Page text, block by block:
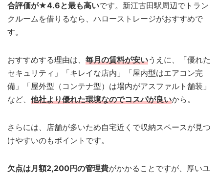
合評価が★4.6と最も高いです。新江古田駅周辺でトラン
クルームを借りるなら、ハローストレージがおすすめで
す。
おすすめする理由は、 毎月の賃料が安いうえに、「優れた
セキュリティ」「キレイな店内」「屋内型はエアコン完
備」「屋外型（コンテナ型）は場内がアスファルト舗装」
など、 他社より優れた環境なのでコスパが良いから。
さらには、店舗が多いため自宅近くで収納スペースが見つ
けやすいのもポイントです。
欠点は月額2,200円の管理費がかかることですが、厚いユ